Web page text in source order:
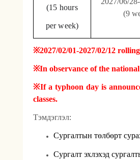
(15 hours
per week)
(9
※2027/02/01-2027/02/12
※In observance of the
※If a typhoon day is
classes.
Тэмдэглэл:
Сургалтын төлбөрт
Сургалт эхлэхэд